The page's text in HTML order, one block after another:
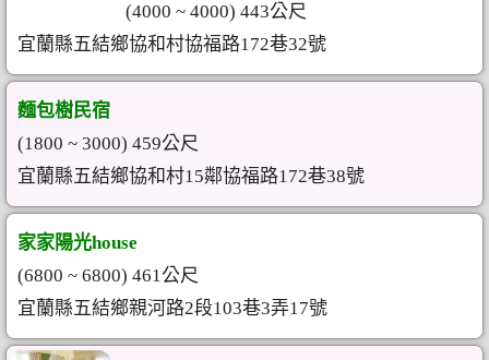
(4000 ~ 4000) 443公尺
宜蘭縣五結鄉協和村協福路172巷32號
麵包樹民宿
(1800 ~ 3000) 459公尺
宜蘭縣五結鄉協和村15鄰協福路172巷38號
家家陽光house
(6800 ~ 6800) 461公尺
宜蘭縣五結鄉親河路2段103巷3弄17號